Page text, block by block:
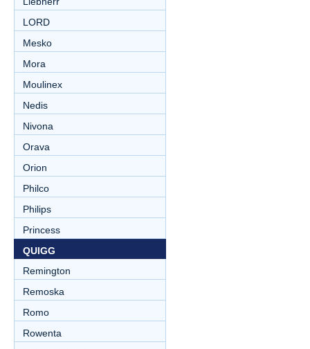
LORD
Mesko
Mora
Moulinex
Nedis
Nivona
Orava
Orion
Philco
Philips
Princess
QUIGG
Remington
Remoska
Romo
Rowenta